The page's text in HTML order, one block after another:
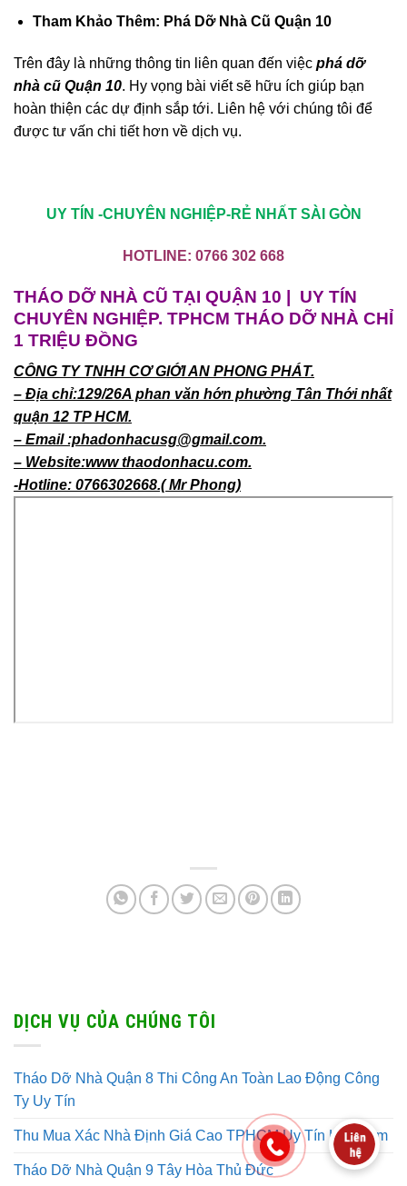
Tham Khảo Thêm: Phá Dỡ Nhà Cũ Quận 10
Trên đây là những thông tin liên quan đến việc phá dỡ
nhà cũ Quận 10 . Hy vọng bài viết sẽ hữu ích giúp bạn
hoàn thiện các dự định sắp tới. Liên hệ với chúng tôi để
được tư vấn chi tiết hơn về dịch vụ.
UY TÍN -CHUYÊN NGHIỆP-RẺ NHẤT SÀI GÒN
HOTLINE: 0766 302 668
THÁO DỠ NHÀ CŨ TẠI QUẬN 10 | UY TÍN
CHUYÊN NGHIỆP. TPHCM THÁO DỠ NHÀ CHỈ
1 TRIỆU ĐỒNG
CÔNG TY TNHH CƠ GIỚI AN PHONG PHÁT.
– Địa chỉ:129/26A phan văn hớn phường Tân Thới nhất
quận 12 TP HCM.
– Email :phadonhacusg@gmail.com.
– Website:www thaodonhacu.com.
-Hotline: 0766302668.( Mr Phong)
DỊCH VỤ CỦA CHÚNG TÔI
Tháo Dỡ Nhà Quận 8 Thi Công An Toàn Lao Động Công
Ty Uy Tín
Thu Mua Xác Nhà Định Giá Cao TPHCM Uy Tín Lâu Năm
Tháo Dỡ Nhà Quận 9 Tây Hòa Thủ Đức